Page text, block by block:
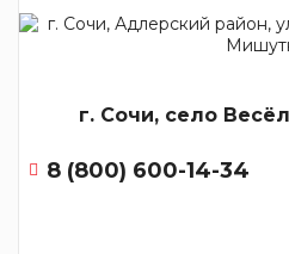
г. Сочи, село
8 (800) 600-14-34